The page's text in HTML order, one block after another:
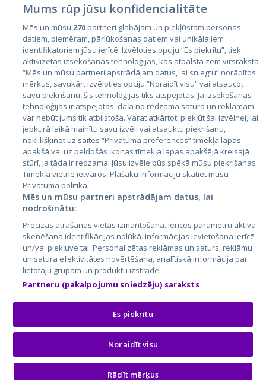
Страны
Эстония
Латвия
Литва
City24.lv
City24.ee
GetaPro.lv
GetaPro.ee
Skelbiu.lt
Autoplius.lt
Aruodas.lt
CVbankas.lt
Kainos.lt
Paslaugos.lt
auto24.ee
Osta.ee
KuldneBörs.ee
© 2026 GetaPro. Все права защищены.
Mums rūp jūsu konfidencialitāte
Mēs un mūsu 270partneri glabājam un piekļūstam personas
datiem, piemēram, pārlūkošanas datiem vai unikālajiem
identifikatoriem jūsu ierīcē. Izvēloties opciju “Es piekrītu”, tiek
aktivizētas izsekošanas tehnoloģijas, kas atbalsta zem virsraksta
“Mēs un mūsu partneri apstrādājam datus, lai sniegtu” norādītos
mērķus, savukārt izvēloties opciju “Noraidīt visu” vai atsaucot
savu piekrišanu, šīs tehnoloģijas tiks atspējotas. Ja izsekošanas
tehnoloģijas ir atspējotas, daļa no redzamā satura un reklāmām
var nebūt jums tik atbilstoša. Varat atkārtoti piekļūt šai izvēlnei, lai
jebkurā laikā mainītu savu izvēli vai atsauktu piekrišanu,
noklikšķinot uz saites “Privātuma preferences” tīmekļa lapas
apakšā vai uz peldošās ikonas tīmekļa lapas apakšējā kreisajā
stūrī, ja tāda ir redzama. Jūsu izvēle būs spēkā mūsu piekrišanas
Tīmekļa vietne ietvaros. Plašāku informāciju skatiet mūsu
Privātuma politikā.
Mēs un mūsu partneri apstrādājam datus, lai
nodrošinātu:
Precīzas atrašanās vietas izmantošana. Ierīces parametru aktīva
skenēšana identifikācijas nolūkā. Informācijas ievietošana ierīcē
un/vai piekļuve tai. Personalizētas reklāmas un saturs, reklāmu
un satura efektivitātes novērtēšana, analītiskā informācija par
lietotāju grupām un produktu izstrāde.
Partneru (pakalpojumu sniedzēju) saraksts
Es piekrītu
Noraidīt visu
Rādīt mērķus